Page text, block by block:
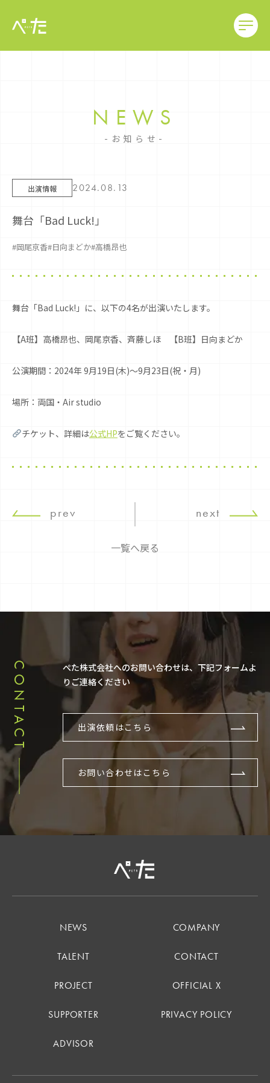
NEWS
お知らせ
出演情報 2024.08.13
舞台「Bad Luck!」
#岡尾京香#日向まどか#高橋昂也
舞台「Bad Luck!」に、以下の4名が出演いたします。
【A班】高橋昂也、岡尾京香、斉藤しほ 【B班】日向まどか
公演期間：2024年 9月19日(木)〜9月23日(祝・月)
場所：両国・Air studio
チケット、詳細は公式HPをご覧ください。
prev
一覧へ戻る
next
CONTACT
ぺた株式会社へのお問い合わせは、下記フォームよ
りご連絡ください
出演依頼はこちら
お問い合わせはこちら
NEWS
TALENT
PROJECT
SUPPORTER
ADVISOR
COMPANY
CONTACT
OFFICIAL X
PRIVACY POLICY